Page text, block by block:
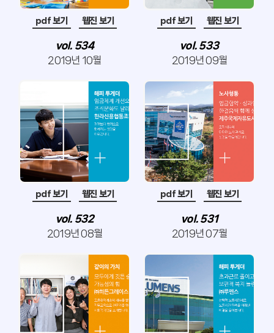
pdf 보기 웹진 보기
vol. 534
2019년 10월
pdf 보기 웹진 보기
vol. 533
2019년 09월
pdf 보기 웹진 보기
vol. 532
2019년 08월
pdf 보기 웹진 보기
vol. 531
2019년 07월